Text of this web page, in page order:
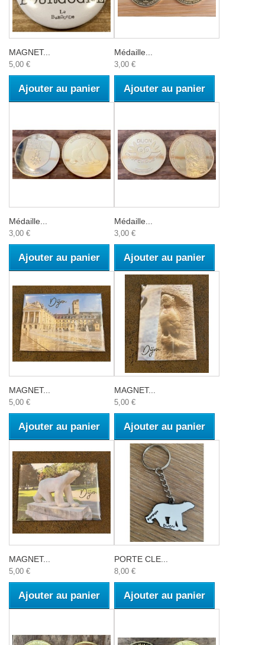
MAGNET...
5,00 €
Ajouter au panier
Médaille...
3,00 €
Ajouter au panier
Médaille...
3,00 €
Ajouter au panier
Médaille...
3,00 €
Ajouter au panier
MAGNET...
5,00 €
Ajouter au panier
MAGNET...
5,00 €
Ajouter au panier
MAGNET...
5,00 €
Ajouter au panier
PORTE CLE...
8,00 €
Ajouter au panier